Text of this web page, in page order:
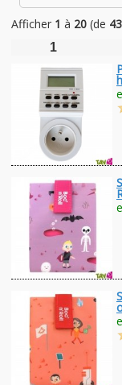
Afficher 1 à 20 (de
1